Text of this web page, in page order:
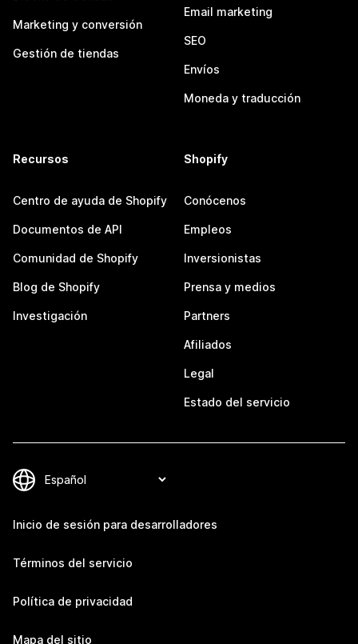
Marketing y conversión
Gestión de tiendas
Email marketing
SEO
Envíos
Moneda y traducción
Recursos
Centro de ayuda de Shopify
Documentos de API
Comunidad de Shopify
Blog de Shopify
Investigación
Shopify
Conócenos
Empleos
Inversionistas
Prensa y medios
Partners
Afiliados
Legal
Estado del servicio
Inicio de sesión para desarrolladores
Términos del servicio
Política de privacidad
Mapa del sitio